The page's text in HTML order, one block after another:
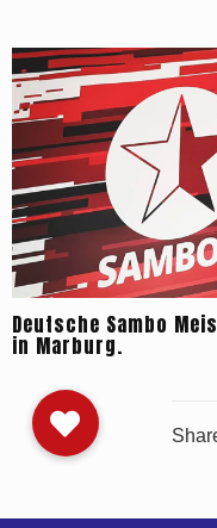
Deutsche Sambo
in Marburg.